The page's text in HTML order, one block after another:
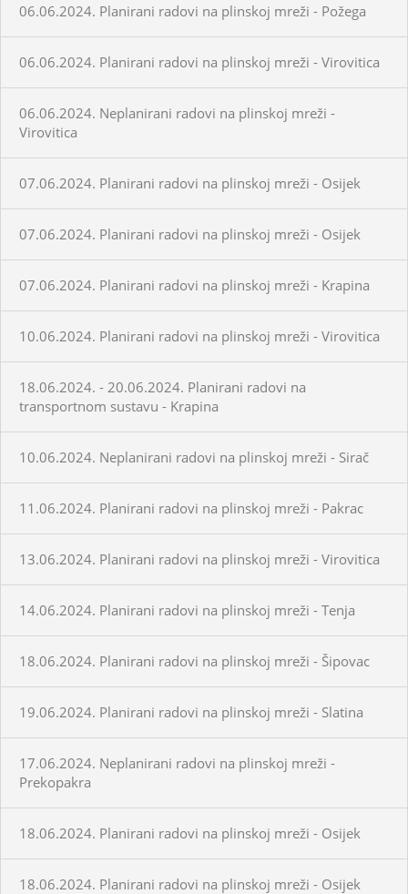
06.06.2024. Planirani radovi na plinskoj mreži - Požega
06.06.2024. Planirani radovi na plinskoj mreži - Virovitica
06.06.2024. Neplanirani radovi na plinskoj mreži -
Virovitica
07.06.2024. Planirani radovi na plinskoj mreži - Osijek
07.06.2024. Planirani radovi na plinskoj mreži - Osijek
07.06.2024. Planirani radovi na plinskoj mreži - Krapina
10.06.2024. Planirani radovi na plinskoj mreži - Virovitica
18.06.2024. - 20.06.2024. Planirani radovi na
transportnom sustavu - Krapina
10.06.2024. Neplanirani radovi na plinskoj mreži - Sirač
11.06.2024. Planirani radovi na plinskoj mreži - Pakrac
13.06.2024. Planirani radovi na plinskoj mreži - Virovitica
14.06.2024. Planirani radovi na plinskoj mreži - Tenja
18.06.2024. Planirani radovi na plinskoj mreži - Šipovac
19.06.2024. Planirani radovi na plinskoj mreži - Slatina
17.06.2024. Neplanirani radovi na plinskoj mreži -
Prekopakra
18.06.2024. Planirani radovi na plinskoj mreži - Osijek
18.06.2024. Planirani radovi na plinskoj mreži - Osijek